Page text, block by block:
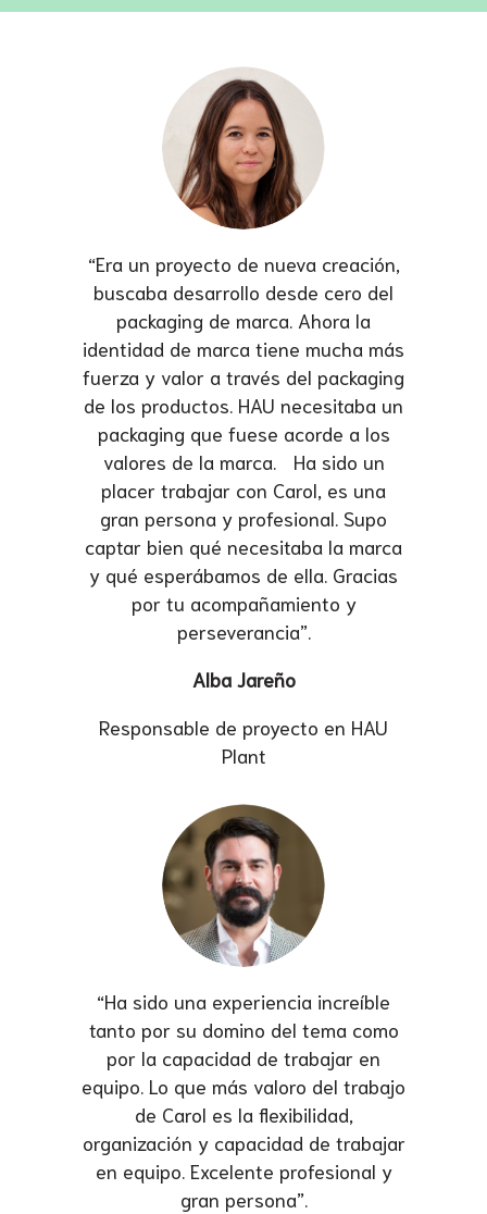
“Era un proyecto de nueva creación,
buscaba desarrollo desde cero del
packaging de marca. Ahora la
identidad de marca tiene mucha más
fuerza y valor a través del packaging
de los productos. HAU necesitaba un
packaging que fuese acorde a los
valores de la marca. Ha sido un
placer trabajar con Carol, es una
gran persona y profesional. Supo
captar bien qué necesitaba la marca
y qué esperábamos de ella. Gracias
por tu acompañamiento y
perseverancia”.
Alba Jareño
Responsable de proyecto en HAU
Plant
“Ha sido una experiencia increíble
tanto por su domino del tema como
por la capacidad de trabajar en
equipo. Lo que más valoro del trabajo
de Carol es la flexibilidad,
organización y capacidad de trabajar
en equipo. Excelente profesional y
gran persona”.